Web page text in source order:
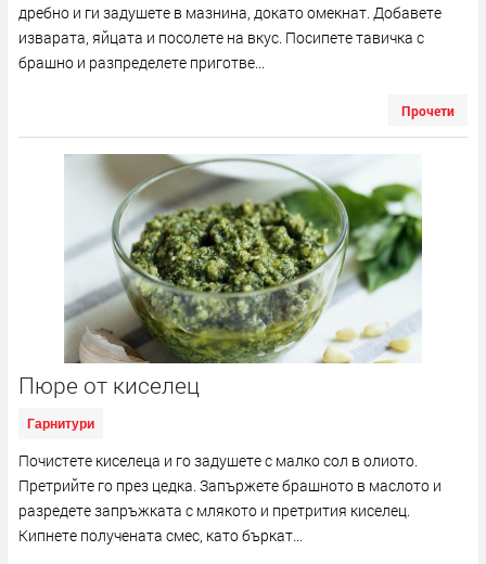
дребно и ги задушете в мазнина, докато омекнат. Добавете
изварата, яйцата и посолете на вкус. Посипете тавичка с
брашно и разпределете приготве...
Прочети
Пюре от киселец
Гарнитури
Почистете киселеца и го задушете с малко сол в олиото.
Претрийте го през цедка. Запържете брашното в маслото и
разредете запръжката с млякото и претрития киселец.
Кипнете получената смес, като бъркат...